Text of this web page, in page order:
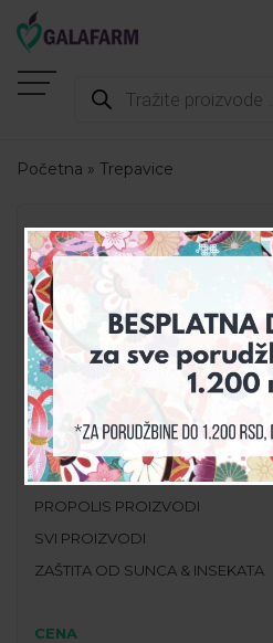
search
Početna » Trepavice
MENI
AKCIJA
DEZINFEKCIJA
DODACI ISHRANI
GALA SET
GALAHEALTH
KOZMETIKA
PREPORUČENI PROIZVODI
PROPOLIS PROIZVODI
SVI PROIZVODI
ZAŠTITA OD SUNCA & INSEKATA
CENA